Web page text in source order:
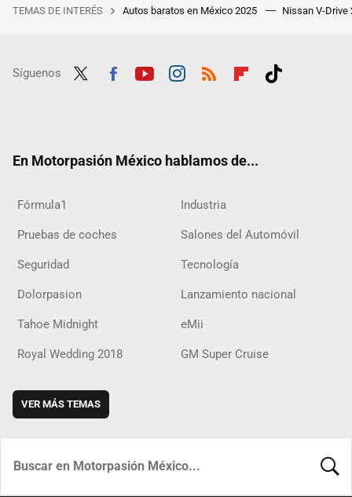
TEMAS DE INTERÉS Autos baratos en México 2025 Nissan V-Drive
Síguenos
En Motorpasión México hablamos de...
Fórmula1 Industria
Pruebas de coches Salones del Automóvil
Seguridad Tecnología
Dolorpasion Lanzamiento nacional
Tahoe Midnight eMii
Royal Wedding 2018 GM Super Cruise
VER MÁS TEMAS